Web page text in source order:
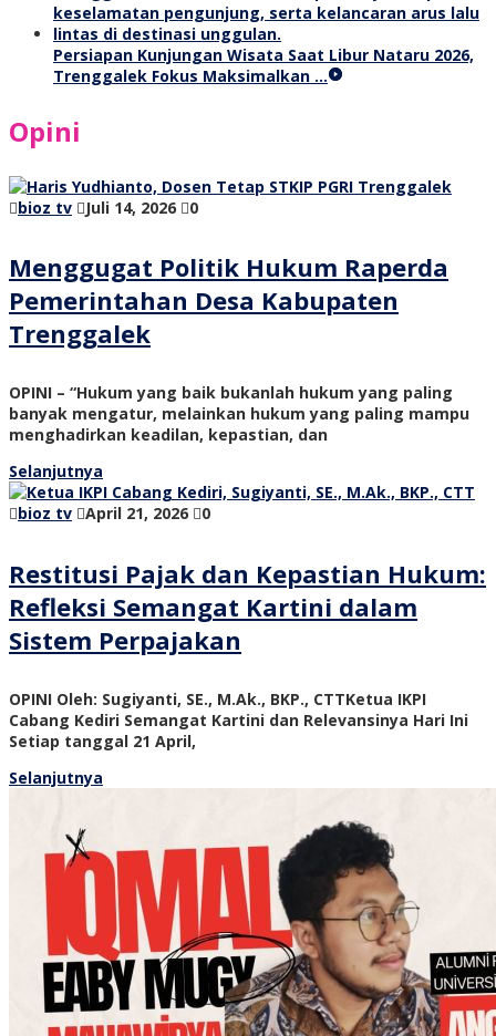
Persiapan Kunjungan Wisata Saat Libur Nataru 2026,
Trenggalek Fokus Maksimalkan …
Opini
bioz tv Juli 14, 2026 0
Menggugat Politik Hukum Raperda
Pemerintahan Desa Kabupaten
Trenggalek
OPINI – “Hukum yang baik bukanlah hukum yang paling
banyak mengatur, melainkan hukum yang paling mampu
menghadirkan keadilan, kepastian, dan
Selanjutnya
bioz tv
April 21, 2026 0
Restitusi Pajak dan Kepastian Hukum:
Refleksi Semangat Kartini dalam
Sistem Perpajakan
OPINI Oleh: Sugiyanti, SE., M.Ak., BKP., CTTKetua IKPI
Cabang Kediri Semangat Kartini dan Relevansinya Hari Ini
Setiap tanggal 21 April,
Selanjutnya